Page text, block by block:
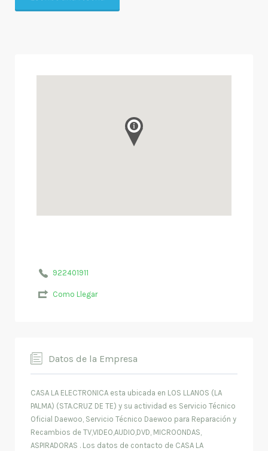
922401911
Como Llegar
Datos de la Empresa
CASA LA ELECTRONICA esta ubicada en LOS LLANOS (LA
PALMA) (STA.CRUZ DE TE) y su actividad es Servicio Técnico
Oficial Daewoo, Servicio Técnico Daewoo para Reparación y
Recambios de TV,VIDEO,AUDIO,DVD, MICROONDAS,
ASPIRADORAS . Los datos de contacto de CASA LA